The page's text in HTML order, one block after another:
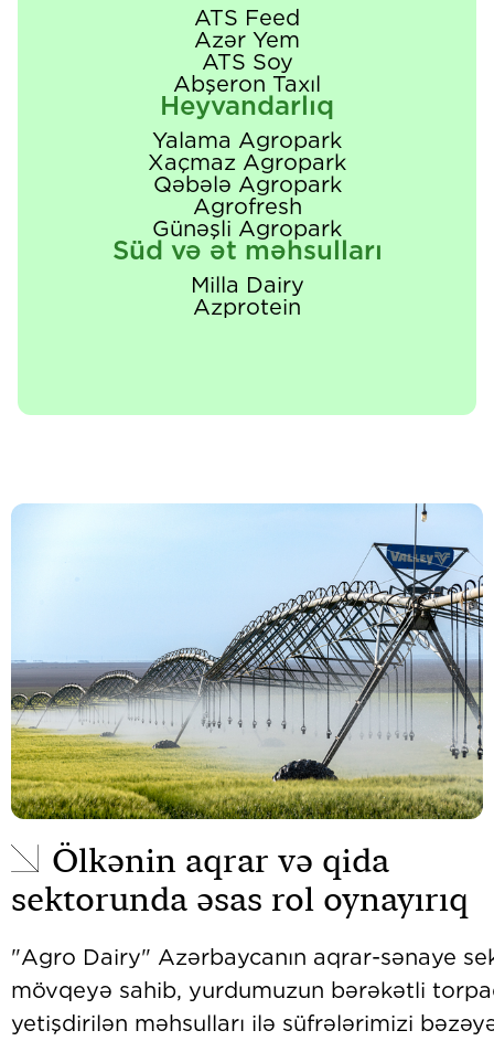
ATS Feed
Azər Yem
ATS Soy
Abşeron Taxıl
Heyvandarlıq
Yalama Agropark
Xaçmaz Agropark
Qəbələ Agropark
Agrofresh
Günəşli Agropark
Süd və ət məhsulları
Milla Dairy
Azprotein
Ölkənin aqrar və qida
sektorunda əsas rol oynayırıq
"Agro Dairy" Azərbaycanın aqrar-sənaye
mövqeyə sahib, yurdumuzun bərəkətli
yetişdirilən məhsulları ilə süfrələrimizi